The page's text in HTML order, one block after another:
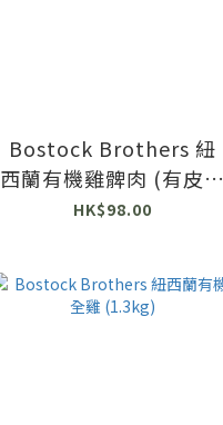
Bostock Brothers 紐
西蘭有機雞髀肉 (有皮去
骨) (330克)
HK$98.00